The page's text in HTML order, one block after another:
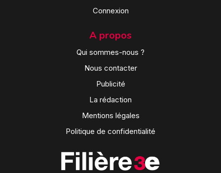
Connexion
A propos
Qui sommes-nous ?
Nous contacter
Publicité
La rédaction
Mentions légales
Politique de confidentialité